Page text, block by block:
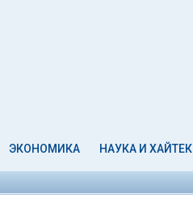
ЭКОНОМИКА НАУКА И ХАЙТЕК